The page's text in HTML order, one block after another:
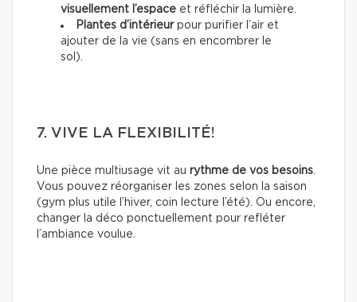
visuellement l’espace et réfléchir la lumière.
Plantes d’intérieurpour purifier l’air et
ajouter de la vie (sans en encombrer le
sol).
7. VIVE LA FLEXIBILITÉ!
Une pièce multiusage vit au rythme de vos besoins.
Vous pouvez réorganiser les zones selon la saison
(gym plus utile l’hiver, coin lecture l’été). Ou encore,
changer la déco ponctuellement pour refléter
l’ambiance voulue.